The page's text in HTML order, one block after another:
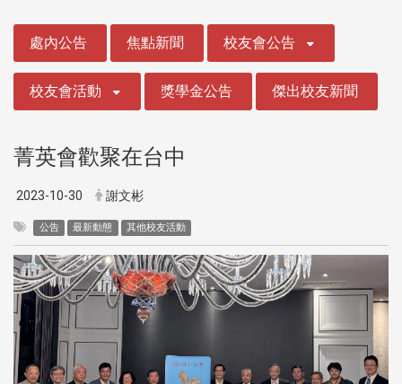
處內公告 焦點新聞 校友會公告
校友會活動 獎學金公告 傑出校友新聞
菁英會歡聚在台中
2023-10-30 謝文彬
公告 最新動態 其他校友活動